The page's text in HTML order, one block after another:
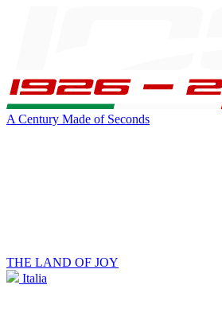
A Century Made of Seconds
THE LAND OF JOY
Italia